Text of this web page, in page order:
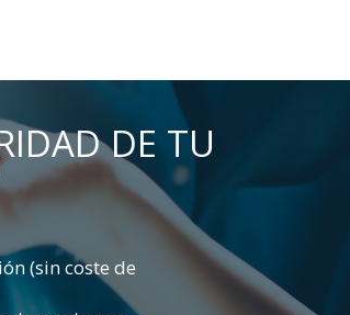
DE TU
(sin coste de